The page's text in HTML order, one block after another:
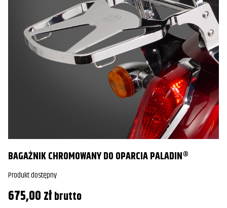
BAGAŻNIK CHROMOWANY DO OPARCIA PALADIN®
Produkt dostępny
675,00złbrutto